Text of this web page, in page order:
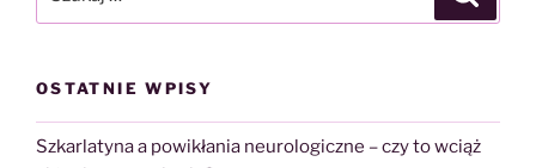
OSTATNIE WPISY
Szkarlatyna a powikłania neurologiczne – czy to wciąż